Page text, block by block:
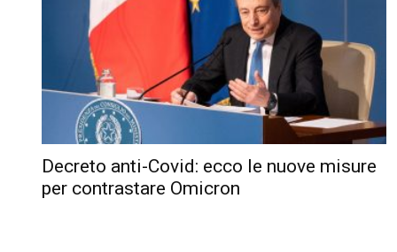
Decreto anti-Covid: ecco le nuove misure
per contrastare Omicron